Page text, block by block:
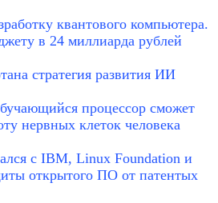
квантового компьютера.
в 24 миллиарда рублей
стратегия развития ИИ
процессор сможет
нервных клеток человека
с IBM, Linux Foundation и
открытого ПО от патентых